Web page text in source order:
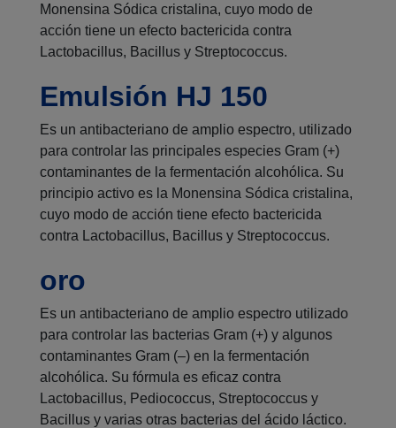
Monensina Sódica cristalina, cuyo modo de
acción tiene un efecto bactericida contra
Lactobacillus, Bacillus y Streptococcus.
Emulsión HJ 150
Es un antibacteriano de amplio espectro, utilizado
para controlar las principales especies Gram (+)
contaminantes de la fermentación alcohólica. Su
principio activo es la Monensina Sódica cristalina,
cuyo modo de acción tiene efecto bactericida
contra Lactobacillus, Bacillus y Streptococcus.
oro
Es un antibacteriano de amplio espectro utilizado
para controlar las bacterias Gram (+) y algunos
contaminantes Gram (–) en la fermentación
alcohólica. Su fórmula es eficaz contra
Lactobacillus, Pediococcus, Streptococcus y
Bacillus y varias otras bacterias del ácido láctico.